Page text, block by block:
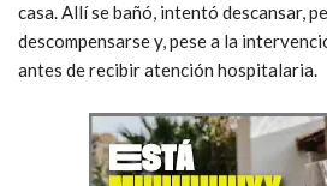
casa. Allí se bañó, intentó descansar,
descompensarse y, pese a la
antes de recibir atención hospitalaria.